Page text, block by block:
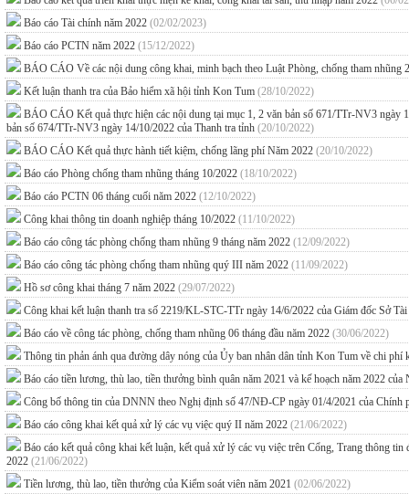
Báo cáo Tài chính năm 2022 (02/02/2023)
Báo cáo PCTN năm 2022 (15/12/2022)
BÁO CÁO Về các nội dung công khai, minh bạch theo Luật Phòng, chống tham
Kết luận thanh tra của Bảo hiểm xã hội tỉnh Kon Tum (28/10/2022)
BÁO CÁO Kết quả thực hiện các nội dung tại mục 1, 2 văn bản số 671/TTr-NV3 ngày
bản số 674/TTr-NV3 ngày 14/10/2022 của Thanh tra tỉnh (20/10/2022)
BÁO CÁO Kết quả thực hành tiết kiệm, chống lãng phí Năm 2022 (20/10/2022)
Báo cáo Phòng chống tham nhũng tháng 10/2022 (18/10/2022)
Báo cáo PCTN 06 tháng cuối năm 2022 (12/10/2022)
Công khai thông tin doanh nghiệp tháng 10/2022 (11/10/2022)
Báo cáo công tác phòng chống tham nhũng 9 tháng năm 2022 (12/09/2022)
Báo cáo công tác phòng chống tham nhũng quý III năm 2022 (11/09/2022)
Hồ sơ công khai tháng 7 năm 2022 (29/07/2022)
Công khai kết luận thanh tra số 2219/KL-STC-TTr ngày 14/6/2022 của Giám đốc Sở
Báo cáo về công tác phòng, chống tham nhũng 06 tháng đầu năm 2022 (30/06/2022)
Thông tin phản ánh qua đường dây nóng của Ủy ban nhân dân tỉnh Kon Tum về chi
Báo cáo tiền lương, thù lao, tiền thưởng bình quân năm 2021 và kế hoạch năm 2022
Công bố thông tin của DNNN theo Nghị định số 47/NĐ-CP ngày 01/4/2021 của Chính
Báo cáo công khai kết quả xử lý các vụ việc quý II năm 2022 (21/06/2022)
Báo cáo kết quả công khai kết luận, kết quả xử lý các vụ việc trên Cổng, Trang thông
2022 (21/06/2022)
Tiền lương, thù lao, tiền thưởng của Kiểm soát viên năm 2021 (02/06/2022)